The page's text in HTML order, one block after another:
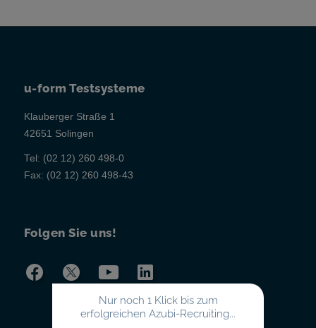
u-form Testsysteme
Klauberger Straße 1
42651 Solingen
Tel: (02 12) 260 498-0
Fax: (02 12) 260 498-43
Folgen Sie uns!
Nur noch 1 Klick bis zum
erfolgreichen Azubi-Recruiting...